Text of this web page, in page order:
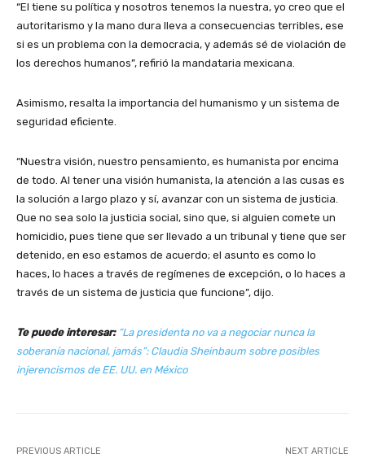
“El tiene su política y nosotros tenemos la nuestra, yo creo que el
autoritarismo y la mano dura lleva a consecuencias terribles, ese
si es un problema con la democracia, y además sé de violación de
los derechos humanos”, refirió la mandataria mexicana.
Asimismo, resalta la importancia del humanismo y un sistema de
seguridad eficiente.
“Nuestra visión, nuestro pensamiento, es humanista por encima
de todo. Al tener una visión humanista, la atención a las cusas es
la solución a largo plazo y sí, avanzar con un sistema de justicia.
Que no sea solo la justicia social, sino que, si alguien comete un
homicidio, pues tiene que ser llevado a un tribunal y tiene que ser
detenido, en eso estamos de acuerdo; el asunto es como lo
haces, lo haces a través de regímenes de excepción, o lo haces a
través de un sistema de justicia que funcione”, dijo.
Te puede interesar:“La presidenta no va a negociar nunca la
soberanía nacional, jamás”: Claudia Sheinbaum sobre posibles
injerencismos de EE. UU. en México
PREVIOUS ARTICLE NEXT ARTICLE